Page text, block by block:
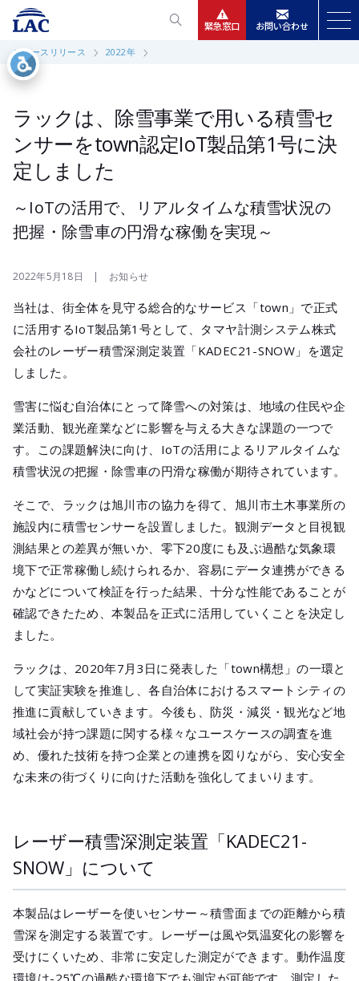
緊急窓口 お問い合わせ
ニュースリリース
会社情報
IR情報
メールマガ
ニュースリリース 2022年
ラックは、除雪事業で用いる積雪セ
ンサーをtown認定IoT製品第1号に決
定しました
～IoTの活用で、リアルタイムな積雪状況の
把握・除雪車の円滑な稼働を実現～
2022年5月18日 | お知らせ
当社は、街全体を見守る総合的なサービス「town」で正式
に活用するIoT製品第1号として、タマヤ計測システム株式
会社のレーザー積雪深測定装置「KADEC21-SNOW」を選定
しました。
雪害に悩む自治体にとって降雪への対策は、地域の住民や企
業活動、観光産業などに影響を与える大きな課題の一つで
す。この課題解決に向け、IoTの活用によるリアルタイムな
積雪状況の把握・除雪車の円滑な稼働が期待されています。
そこで、ラックは旭川市の協力を得て、旭川市土木事業所の
施設内に積雪センサーを設置しました。観測データと目視観
測結果との差異が無いか、零下20度にも及ぶ過酷な気象環
境下で正常稼働し続けられるか、容易にデータ連携ができる
かなどについて検証を行った結果、十分な性能であることが
確認できたため、本製品を正式に活用していくことを決定し
ました。
ラックは、2020年7月3日に発表した「town構想」の一環と
して実証実験を推進し、各自治体におけるスマートシティの
推進に貢献していきます。今後も、防災・減災・観光など地
域社会が持つ課題に関する様々なユースケースの調査を進
め、優れた技術を持つ企業との連携を図りながら、安心安全
な未来の街づくりに向けた活動を強化してまいります。
レーザー積雪深測定装置「KADEC21-
SNOW」について
本製品はレーザーを使いセンサー～積雪面までの距離から積
雪深を測定する装置です。レーザーは風や気温変化の影響を
受けにくいため、非常に安定した測定ができます。動作温度
環境は-25℃の過酷な環境下でも測定が可能です。測定した